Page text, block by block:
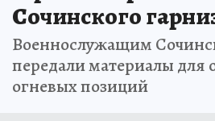
Сочинского
Военнослужащим
передали материалы для
огневых позиций